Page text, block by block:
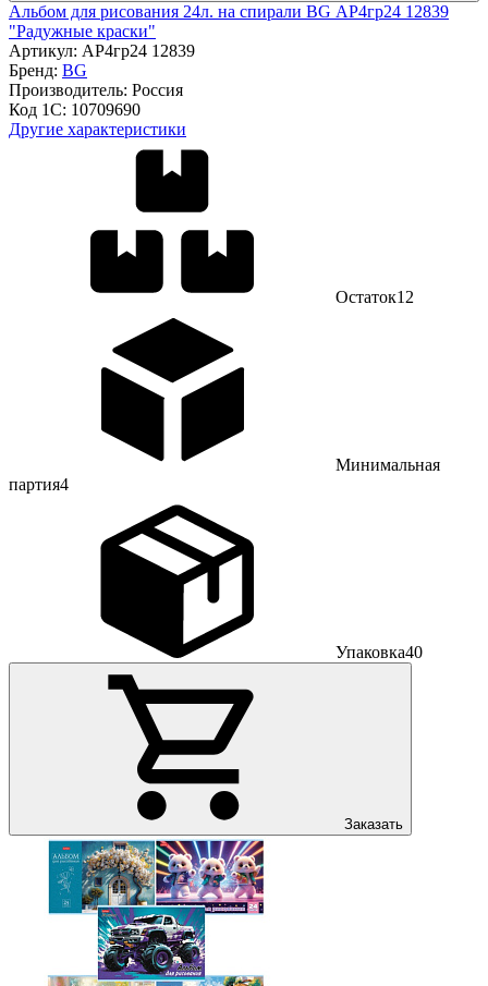
Альбом для рисования 24л. на спирали BG АР4гр24 12839
"Радужные краски"
Артикул: АР4гр24 12839
Бренд: BG
Производитель: Россия
Код 1С: 10709690
Другие характеристики
Остаток12
Минимальная
партия4
Упаковка40
Заказать